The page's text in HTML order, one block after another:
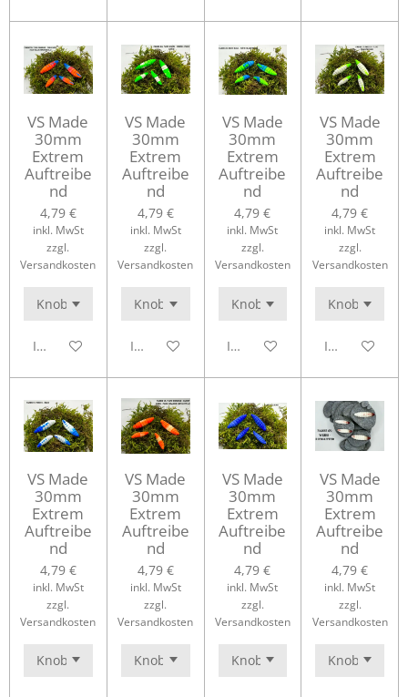
VS Made
30mm
Extrem
Auftreibe
nd
4,79 €
inkl. MwSt
zzgl.
Versandkosten
In den Warenkorb
VS Made
30mm
Extrem
Auftreibe
nd
4,79 €
inkl. MwSt
zzgl.
Versandkosten
In den Warenkorb
VS Made
30mm
Extrem
Auftreibe
nd
4,79 €
inkl. MwSt
zzgl.
Versandkosten
In den Warenkorb
VS Made
30mm
Extrem
Auftreibe
nd
4,79 €
inkl. MwSt
zzgl.
Versandkosten
In den
VS Made
30mm
Extrem
Auftreibe
nd
4,79 €
inkl. MwSt
zzgl.
Versandkosten
VS Made
30mm
Extrem
Auftreibe
nd
4,79 €
inkl. MwSt
zzgl.
Versandkosten
VS Made
30mm
Extrem
Auftreibe
nd
4,79 €
inkl. MwSt
zzgl.
Versandkosten
VS Made
30mm
Extrem
Auftreibe
nd
4,79 €
inkl. MwSt
zzgl.
Versandkosten